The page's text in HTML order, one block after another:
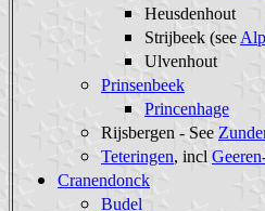
Heusdenhout
Strijbeek (see
Ulvenhout
Prinsenbeek
Princenhage
Rijsbergen - See
Teteringen, incl
Cranendonck
Budel